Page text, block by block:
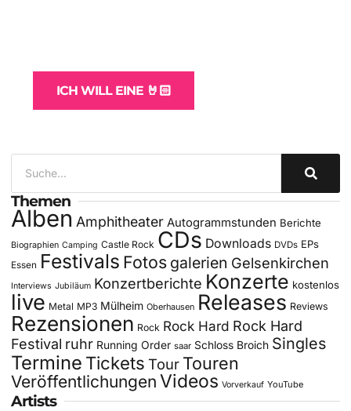
ICH WILL EINE 🤘🏻
Themen
Alben Amphitheater Autogrammstunden Berichte
Biographien Camping Castle Rock CDs Downloads DVDs EPs
Essen Festivals Fotos galerien Gelsenkirchen
Interviews Jubiläum Konzertberichte Konzerte kostenlos
live Metal MP3 Mülheim Oberhausen Releases Reviews
Rezensionen Rock Rock Hard Rock Hard
Festival ruhr Running Order saar Schloss Broich Singles
Termine Tickets Tour Touren
Veröffentlichungen Videos Vorverkauf YouTube
Artists